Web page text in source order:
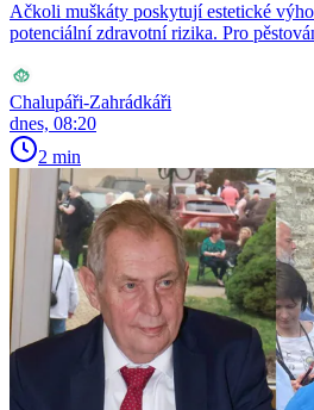
Ačkoli muškáty poskytují estetické
potenciální zdravotní rizika. Pro
Chalupáři-Zahrádkáři
dnes, 08:20
2 min